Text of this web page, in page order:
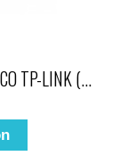
TP-LINK (...